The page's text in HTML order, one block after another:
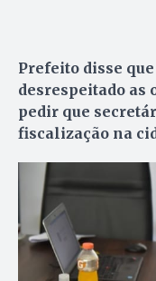
Prefeito disse
desrespeitado as
pedir que
fiscalização na